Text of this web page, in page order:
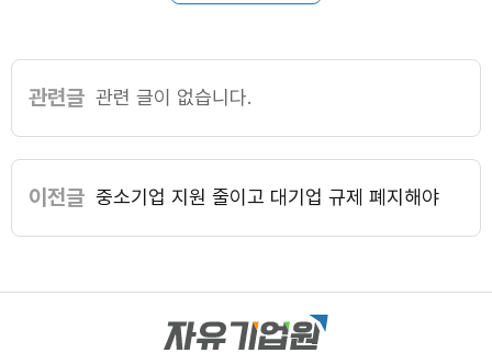
관련글 관련 글이 없습니다.
이전글 중소기업 지원 줄이고 대기업 규제 폐지해야